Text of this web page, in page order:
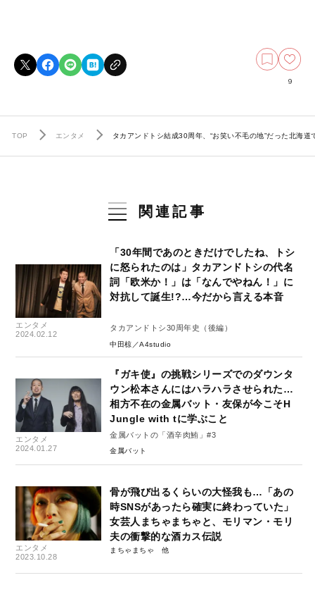
9
TOP エンタメ タカアンドトシ結成30周年、“お笑い不毛の地”だった北海
関連記事
エンタメ
2024.02.12
「30年間であのときだけでしたね、トシ
に怒られたのは」タカアンドトシの代名
詞「欧米か！」は「なんでやねん！」に
対抗して誕生!?…今だから言える本音
タカアンドトシ30周年史（後編）
中田椋／A4studio
エンタメ
2024.01.27
『ガキ使』の挑戦シリーズでのダウンタ
ウン松本さんにはハラハラさせられた…
相方不在の金属バット・友保が今こそH
Jungle with tに学ぶこと
金属バットの「酒辛肉鮪」#3
金属バット
エンタメ
2023.10.28
骨が飛び出るくらいの大怪我も…「あの
時SNSがあったら確実に終わっていた」
女芸人まちゃまちゃと、モリマン・モリ
夫の衝撃的な酒カス伝説
まちゃまちゃ